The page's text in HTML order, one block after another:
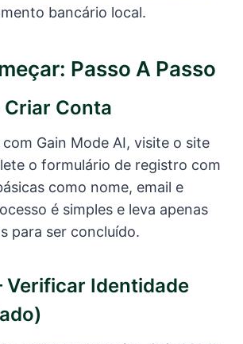
bancário local.
Passo A Passo
Conta
Gain Mode AI, visite o site
o formulário de registro com
como nome, email e
é simples e leva apenas
para ser concluído.
Verificar Identidade